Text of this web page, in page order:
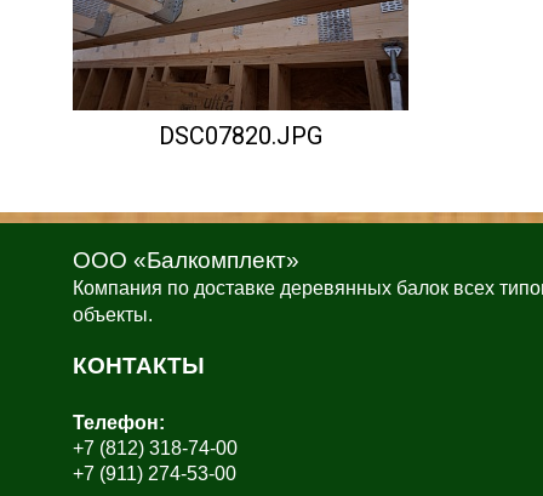
DSC07820.JPG
ООО «Балкомплект»
Компания по доставке деревянных балок всех
объекты.
КОНТАКТЫ
Телефон:
+7 (812) 318-74-00
+7 (911) 274-53-00